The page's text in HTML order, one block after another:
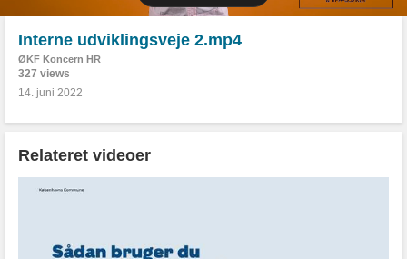
Interne udviklingsveje 2.mp4
ØKF Koncern HR
327 views
14. juni 2022
Relateret videoer